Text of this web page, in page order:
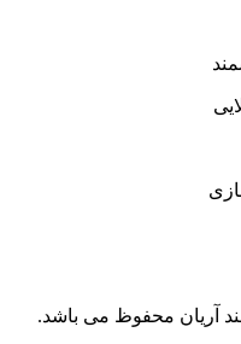
آریان محفوظ می باشد.